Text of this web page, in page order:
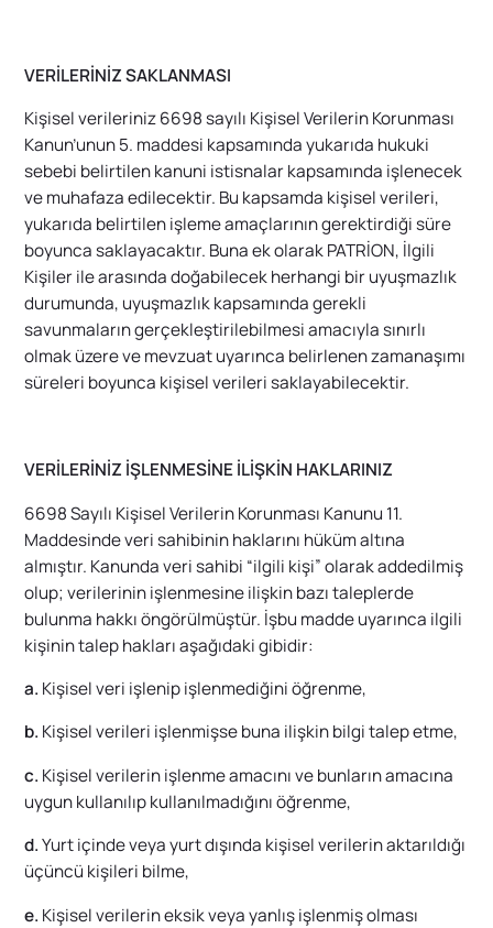
VERİLERİNİZ SAKLANMASI
Kişisel verileriniz 6698 sayılı Kişisel Verilerin Korunması
Kanun’unun 5. maddesi kapsamında yukarıda hukuki
sebebi belirtilen kanuni istisnalar kapsamında işlenecek
ve muhafaza edilecektir. Bu kapsamda kişisel verileri,
yukarıda belirtilen işleme amaçlarının gerektirdiği süre
boyunca saklayacaktır. Buna ek olarak PATRİON, İlgili
Kişiler ile arasında doğabilecek herhangi bir uyuşmazlık
durumunda, uyuşmazlık kapsamında gerekli
savunmaların gerçekleştirilebilmesi amacıyla sınırlı
olmak üzere ve mevzuat uyarınca belirlenen zamanaşımı
süreleri boyunca kişisel verileri saklayabilecektir.
VERİLERİNİZ İŞLENMESİNE İLİŞKİN HAKLARINIZ
6698 Sayılı Kişisel Verilerin Korunması Kanunu 11.
Maddesinde veri sahibinin haklarını hüküm altına
almıştır. Kanunda veri sahibi “ilgili kişi” olarak addedilmiş
olup; verilerinin işlenmesine ilişkin bazı taleplerde
bulunma hakkı öngörülmüştür. İşbu madde uyarınca ilgili
kişinin talep hakları aşağıdaki gibidir:
a. Kişisel veri işlenip işlenmediğini öğrenme,
b. Kişisel verileri işlenmişse buna ilişkin bilgi talep etme,
c. Kişisel verilerin işlenme amacını ve bunların amacına
uygun kullanılıp kullanılmadığını öğrenme,
d.Yurt içinde veya yurt dışında kişisel verilerin aktarıldığı
üçüncü kişileri bilme,
e. Kişisel verilerin eksik veya yanlış işlenmiş olması